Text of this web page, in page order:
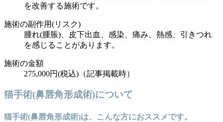
を改善する施術です。
施術の副作用(リスク)
腫れ(腫脹)、皮下出血、感染、痛み、熱感、引きつれ
を感じることがあります。
施術の金額
275,000円(税込)（記事掲載時）
猫手術(鼻唇角形成術)について
猫手術(鼻唇角形成術)は、こんな方におススメです。